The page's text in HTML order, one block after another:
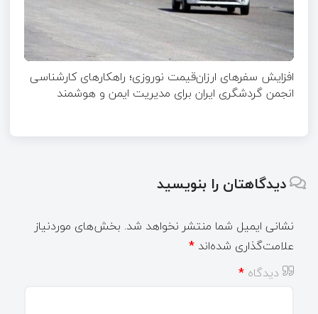
افزایش سفرهای ارزان‌قیمت نوروزی؛ راهکارهای کارشناسی
انجمن گردشگری ایران برای مدیریت ایمن و هوشمند
دیدگاهتان را بنویسید
نشانی ایمیل شما منتشر نخواهد شد. بخش‌های موردنیاز
علامت‌گذاری شده‌اند *
دیدگاه *